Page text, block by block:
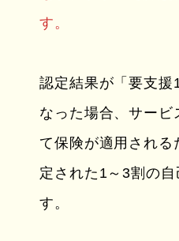
す。
認定結果が「要支
なった場合、サービ
て保険が適用され
定された1～3割の
す。